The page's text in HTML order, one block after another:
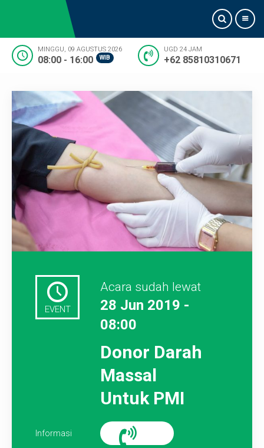
Tentang Kami
Informasi Dokter
Pelayanan
Artikel
Kontak Kami
MINGGU, 09 AGUSTUS 2026
08:00 - 16:00 WIB
UGD 24 JAM
+62 85810310671
EVENT
Acara sudah lewat
28 Jun 2019 -
08:00
Donor Darah
Massal
Untuk PMI
Informasi